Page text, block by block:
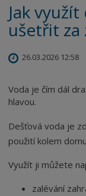
Jak
ušetřit za
26.03.2026 12:58
Voda je čím dál
hlavou.
Dešťová voda je
použití kolem
Využít ji můžete
zalévání